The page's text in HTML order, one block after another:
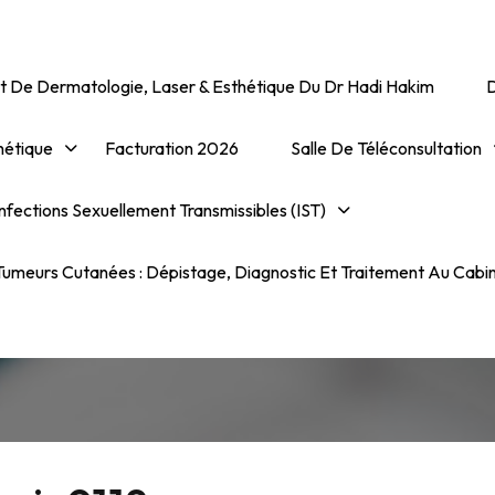
De Dermatologie, Laser & Esthétique Du Dr Hadi Hakim
Facturation 2026 Salle De Téléconsultation
Sexuellement Transmissibles (IST)
Cutanées : Dépistage, Diagnostic Et Traitement Au
autrice :